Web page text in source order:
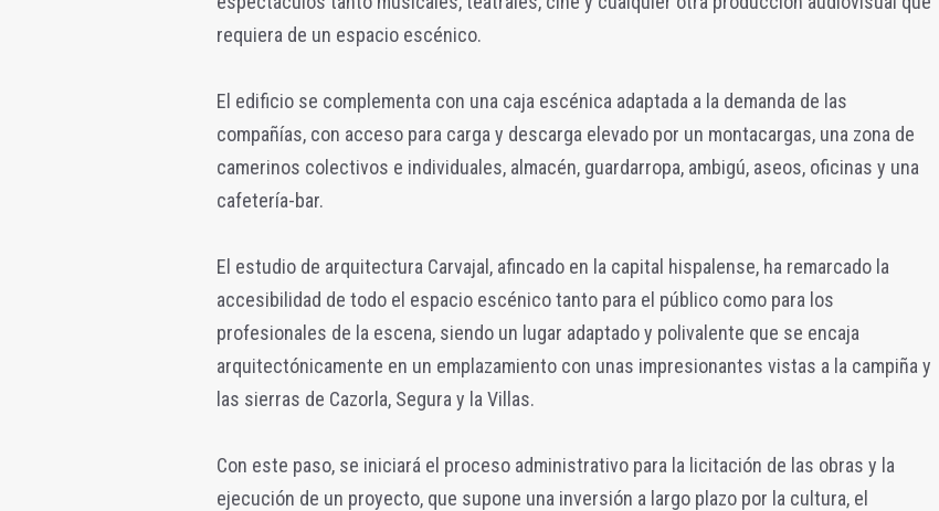
requiera de un espacio escénico.
El edificio se complementa con una caja escénica adaptada a la demanda de las
compañías, con acceso para carga y descarga elevado por un montacargas, una zona de
camerinos colectivos e individuales, almacén, guardarropa, ambigú, aseos, oficinas y una
cafetería-bar.
El estudio de arquitectura Carvajal, afincado en la capital hispalense, ha remarcado la
accesibilidad de todo el espacio escénico tanto para el público como para los
profesionales de la escena, siendo un lugar adaptado y polivalente que se encaja
arquitectónicamente en un emplazamiento con unas impresionantes vistas a la campiña y
las sierras de Cazorla, Segura y la Villas.
Con este paso, se iniciará el proceso administrativo para la licitación de las obras y la
ejecución de un proyecto, que supone una inversión a largo plazo por la cultura, el